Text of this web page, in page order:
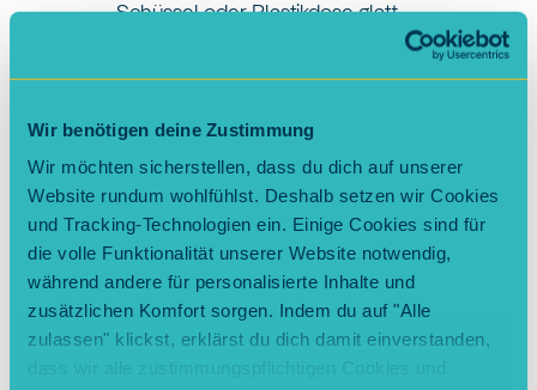
Wir benötigen deine Zustimmung
Wir möchten sicherstellen, dass du dich auf unserer
Website rundum wohlfühlst. Deshalb setzen wir Cookies
und Tracking-Technologien ein. Einige Cookies sind für
die volle Funktionalität unserer Website notwendig,
während andere für personalisierte Inhalte und
zusätzlichen Komfort sorgen. Indem du auf "Alle
zulassen" klickst, erklärst du dich damit einverstanden,
dass wir alle zustimmungspflichtigen Cookies und
Schüssel oder Plastikdose glatt
verrühren, bis eine gleichmäßige Masse
entsteht.
2. Einfrieren: Die Masse in eine
gefriergeeignete Schale füllen und ins
Eisfach stellen.
3. Regelmäßig umrühren: Das Eis
mindestens 4 Stunden gefrieren lassen
und dabei etwa alle 30–45 Minuten mit
einem Schneebesen oder einer Gabel